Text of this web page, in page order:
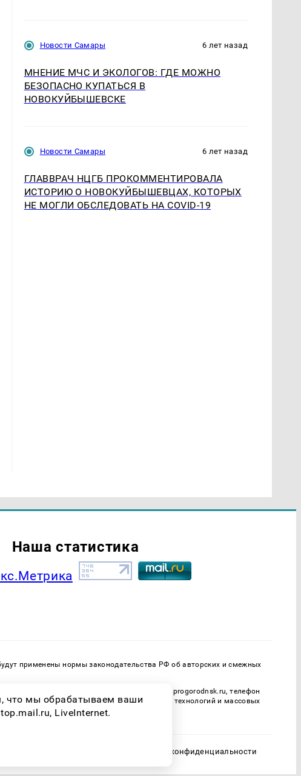
Новости Самары 6 лет назад
МНЕНИЕ МЧС И ЭКОЛОГОВ: ГДЕ МОЖНО
БЕЗОПАСНО КУПАТЬСЯ В
НОВОКУЙБЫШЕВСКЕ
Новости Самары 6 лет назад
ГЛАВВРАЧ НЦГБ ПРОКОММЕНТИРОВАЛА
ИСТОРИЮ О НОВОКУЙБЫШЕВЦАХ, КОТОРЫХ
НЕ МОГЛИ ОБСЛЕДОВАТЬ НА COVID-19
Наша статистика
применены нормы законодательства РФ об авторских и смежных
Электронная почта редакции: progorodnsk@progorodnsk.ru, телефон
надзору в сфере связи, информационных технологий и массовых
Политика конфиденциальности
что мы обрабатываем ваши
LiveInternet.